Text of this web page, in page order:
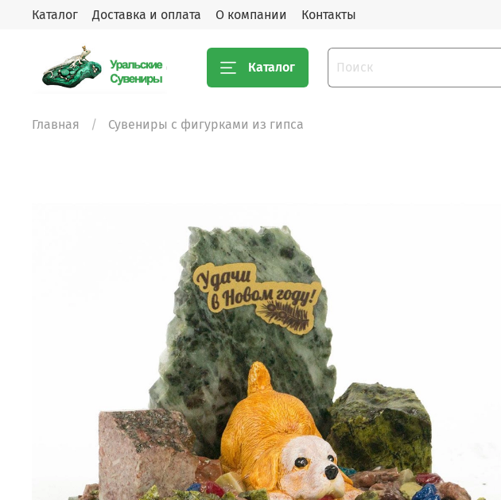
Каталог Доставка и оплата О компании Контакты
Каталог
Главная Сувениры с фигурками из гипса